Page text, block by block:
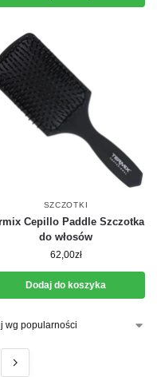
SZCZOTKI
Cepillo Paddle Szczotka
do włosów
62,00zł
Dodaj do koszyka